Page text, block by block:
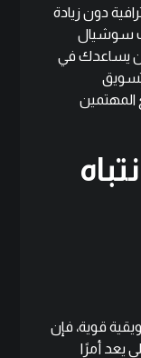
دون زيادة
سوشيال
يساعدك في
المهتمين
قوية، فإن
يعد أمرًا